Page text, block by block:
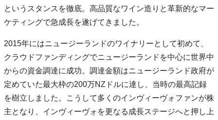
というスタンスを徹底。高品質なワイン造りと革新的なマー
ケティングで急成長を遂げてきました。
2015年にはニュージーランドのワイナリーとして初めて、
クラウドファンディングでニュージーランドを中心に世界中
からの資金調達に成功。調達金額はニュージーランド政府が
定めていた最大枠の200万NZドルに達し、当時の最高記録
を樹立しました。こうして多くのインヴィーヴォファンが株
主となり、インヴィーヴォを更なる成長ステージへと押し上